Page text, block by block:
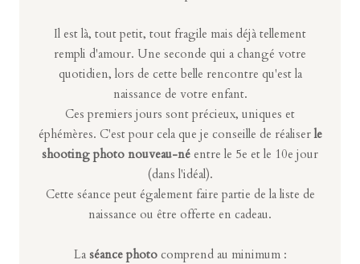
Il est là, tout petit, tout fragile mais déjà tellement
rempli d'amour. Une seconde qui a changé votre
quotidien, lors de cette belle rencontre qu'est la
naissance de votre enfant.
Ces premiers jours sont précieux, uniques et
éphémères. C'est pour cela que je conseille de réaliserle
shooting photo nouveau-né entre le 5e et le 10e jour
(dans l'idéal).
Cette séance peut également faire partie de la liste de
naissance ou être offerte en cadeau.
La séance photocomprend au minimum :